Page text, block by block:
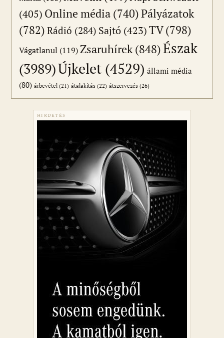
(405) Online média (740)Pályázatok
(782) Rádió (284) Sajtó (423)TV(798)
Vágatlanul (119) Zsaruhírek (848)Észak
(3989)Újkelet (4529) állami média
(80) árbevétel (21) átalakítás (22) átszervezés (26)
HIRDETÉS